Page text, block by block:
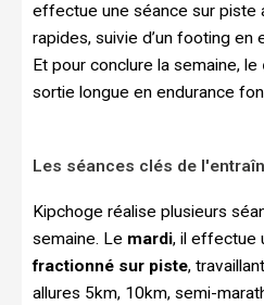
effectue une séance sur piste
rapides, suivie d’un footing en
Et pour conclure la semaine, le
sortie longue en endurance
Les séances clés de
Kipchoge réalise plusieurs
semaine. Le mardi, il effectue
fractionné sur piste,
allures 5km, 10km, semi-